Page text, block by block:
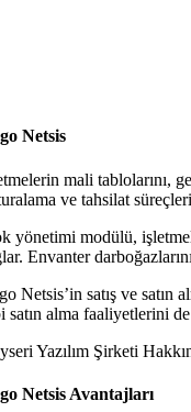
Netsis
mali tablolarını,
ve tahsilat
yönetimi modülü,
Envanter
Netsis’in satış ve
satın alma faaliyetlerini
Yazılım Şirketi
Netsis Avantajları